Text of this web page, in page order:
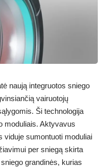
naują integruotos sniego
vairuotojų
Ši technologija
moduliais. Aktyvavus
viduje sumontuoti moduliai
per sniegą skirta
grandinės, kurias